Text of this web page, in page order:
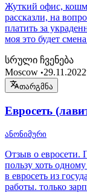
Жуткий офис,
рассказли, на
платить за
моя это будет
სრული ჩვენება
Moscow •29.11.2022
თარგმნა
Евросеть
ანონიმური
Отзыв о евросети.
пользу хоть
в евросеть из
работы. только